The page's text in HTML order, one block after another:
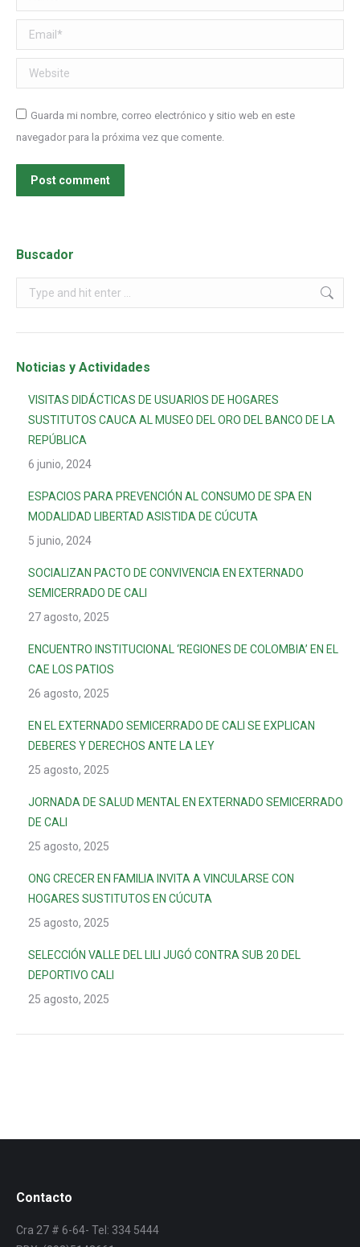
Email *
Website
Guarda mi nombre, correo electrónico y sitio web en este
navegador para la próxima vez que comente.
Post comment
Buscador
Noticias y Actividades
VISITAS DIDÁCTICAS DE USUARIOS DE HOGARES
SUSTITUTOS CAUCA AL MUSEO DEL ORO DEL BANCO DE LA
REPÚBLICA
6 junio, 2024
ESPACIOS PARA PREVENCIÓN AL CONSUMO DE SPA EN
MODALIDAD LIBERTAD ASISTIDA DE CÚCUTA
5 junio, 2024
SOCIALIZAN PACTO DE CONVIVENCIA EN EXTERNADO
SEMICERRADO DE CALI
27 agosto, 2025
ENCUENTRO INSTITUCIONAL ‘REGIONES DE COLOMBIA’ EN EL
CAE LOS PATIOS
26 agosto, 2025
EN EL EXTERNADO SEMICERRADO DE CALI SE EXPLICAN
DEBERES Y DERECHOS ANTE LA LEY
25 agosto, 2025
JORNADA DE SALUD MENTAL EN EXTERNADO SEMICERRADO
DE CALI
25 agosto, 2025
ONG CRECER EN FAMILIA INVITA A VINCULARSE CON
HOGARES SUSTITUTOS EN CÚCUTA
25 agosto, 2025
SELECCIÓN VALLE DEL LILI JUGÓ CONTRA SUB 20 DEL
DEPORTIVO CALI
25 agosto, 2025
Contacto
Cra 27 # 6-64- Tel: 334 5444